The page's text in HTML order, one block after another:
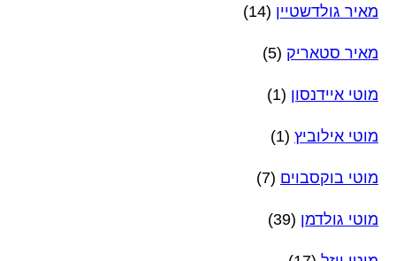
מאיר גולדשטיין (14)
מאיר סטאריק (5)
מוטי איידנסון (1)
מוטי אילוביץ (1)
מוטי בוקסבוים (7)
מוטי גולדמן (39)